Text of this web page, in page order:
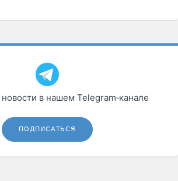
в нашем Telegram‑канале
ПОДПИСАТЬСЯ